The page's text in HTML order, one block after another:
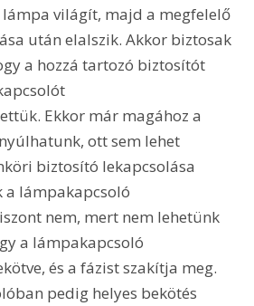
világít, majd a megfelelő
után elalszik. Akkor biztosak
a hozzá tartozó biztosítót
Ekkor már magához a
ott sem lehet
biztosító lekapcsolása
a lámpakapcsoló
nem, mert nem lehetünk
a lámpakapcsoló
és a fázist szakítja meg.
pedig helyes bekötés